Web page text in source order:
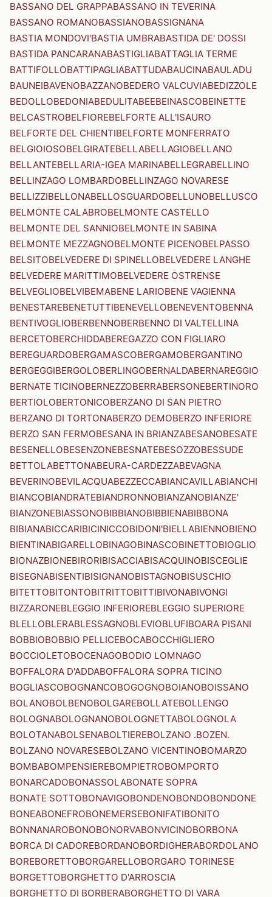
BASSANO DEL GRAPPABASSANO IN TEVERINA
BASSANO ROMANOBASSIANOBASSIGNANA
BASTIA MONDOVI'BASTIA UMBRABASTIDA DE' DOSSI
BASTIDA PANCARANABASTIGLIABATTAGLIA TERME
BATTIFOLLOBATTIPAGLIABATTUDABAUCINABAULADU
BAUNEIBAVENOBAZZANOBEDERO VALCUVIABEDIZZOLE
BEDOLLOBEDONIABEDULITABEEBEINASCOBEINETTE
BELCASTROBELFIOREBELFORTE ALL'ISAURO
BELFORTE DEL CHIENTIBELFORTE MONFERRATO
BELGIOIOSOBELGIRATEBELLABELLAGIOBELLANO
BELLANTEBELLARIA-IGEA MARINABELLEGRABELLINO
BELLINZAGO LOMBARDOBELLINZAGO NOVARESE
BELLIZZIBELLONABELLOSGUARDOBELLUNOBELLUSCO
BELMONTE CALABROBELMONTE CASTELLO
BELMONTE DEL SANNIOBELMONTE IN SABINA
BELMONTE MEZZAGNOBELMONTE PICENOBELPASSO
BELSITOBELVEDERE DI SPINELLOBELVEDERE LANGHE
BELVEDERE MARITTIMOBELVEDERE OSTRENSE
BELVEGLIOBELVIBEMABENE LARIOBENE VAGIENNA
BENESTAREBENETUTTIBENEVELLOBENEVENTOBENNA
BENTIVOGLIOBERBENNOBERBENNO DI VALTELLINA
BERCETOBERCHIDDABEREGAZZO CON FIGLIARO
BEREGUARDOBERGAMASCOBERGAMOBERGANTINO
BERGEGGIBERGOLOBERLINGOBERNALDABERNAREGGIO
BERNATE TICINOBERNEZZOBERRABERSONEBERTINORO
BERTIOLOBERTONICOBERZANO DI SAN PIETRO
BERZANO DI TORTONABERZO DEMOBERZO INFERIORE
BERZO SAN FERMOBESANA IN BRIANZABESANOBESATE
BESENELLOBESENZONEBESNATEBESOZZOBESSUDE
BETTOLABETTONABEURA-CARDEZZABEVAGNA
BEVERINOBEVILACQUABEZZECCABIANCAVILLABIANCHI
BIANCOBIANDRATEBIANDRONNOBIANZANOBIANZE'
BIANZONEBIASSONOBIBBIANOBIBBIENABIBBONA
BIBIANABICCARIBICINICCOBIDONI'BIELLABIENNOBIENO
BIENTINABIGARELLOBINAGOBINASCOBINETTOBIOGLIO
BIONAZBIONEBIRORIBISACCIABISACQUINOBISCEGLIE
BISEGNABISENTIBISIGNANOBISTAGNOBISUSCHIO
BITETTOBITONTOBITRITTOBITTIBIVONABIVONGI
BIZZARONEBLEGGIO INFERIOREBLEGGIO SUPERIORE
BLELLOBLERABLESSAGNOBLEVIOBLUFIBOARA PISANI
BOBBIOBOBBIO PELLICEBOCABOCCHIGLIERO
BOCCIOLETOBOCENAGOBODIO LOMNAGO
BOFFALORA D'ADDABOFFALORA SOPRA TICINO
BOGLIASCOBOGNANCOBOGOGNOBOIANOBOISSANO
BOLANOBOLBENOBOLGAREBOLLATEBOLLENGO
BOLOGNABOLOGNANOBOLOGNETTABOLOGNOLA
BOLOTANABOLSENABOLTIEREBOLZANO .BOZEN.
BOLZANO NOVARESEBOLZANO VICENTINOBOMARZO
BOMBABOMPENSIEREBOMPIETROBOMPORTO
BONARCADOBONASSOLABONATE SOPRA
BONATE SOTTOBONAVIGOBONDENOBONDOBONDONE
BONEABONEFROBONEMERSEBONIFATIBONITO
BONNANAROBONOBONORVABONVICINOBORBONA
BORCA DI CADOREBORDANOBORDIGHERABORDOLANO
BOREBORETTOBORGARELLOBORGARO TORINESE
BORGETTOBORGHETTO D'ARROSCIA
BORGHETTO DI BORBERABORGHETTO DI VARA